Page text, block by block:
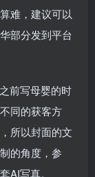
难，建议可以
部分发到平台
前写母婴的时
同的获客方
所以封面的文
的角度，参
AI写真。